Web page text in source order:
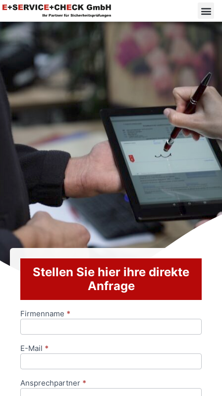
Stellen Sie hier ihre direkte
Anfrage
Anfrageformular
Firmenname *
E-Mail *
Ansprechpartner *